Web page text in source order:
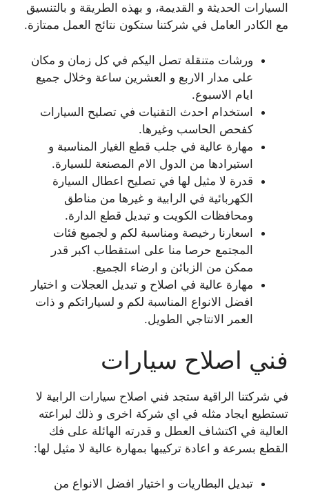
السيارات الحديثة و القديمة، و بهذه الطريقة و بالتنسيق
مع الكادر العامل في شركتنا ستكون نتائج العمل ممتازة.
ورشات متنقلة تصل اليكم في كل زمان و مكان
على مدار الاربع و العشرين ساعة وخلال جميع
ايام الاسبوع.
استخدام احدث التقنيات في تصليح السيارات
كفحص الحاسب وغيرها.
مهارة عالية في جلب قطع الغيار المناسبة و
استيرادها من الدول الام المصنعة للسيارة.
قدرة لا مثيل لها في تصليح اعطال السيارة
الكهربائية في الرابية و غيرها من مناطق
ومحافظات الكويت و تبديل قطع الدارة.
اسعارنا رخيصة ومناسبة لكم و لجميع فئات
المجتمع حرصا منا على استقطاب اكبر قدر
ممكن من الزبائن و ارضاء الجميع.
مهارة عالية في اصلاح و تبديل العجلات و اختيار
افضل الانواع المناسبة لكم و لسياراتكم و ذات
العمر الانتاجي الطويل.
فني اصلاح سيارات
في شركتنا الراقية ستجد فني اصلاح سيارات الرابية لا
تستطيع ايجاد مثله في اي شركة اخرى و ذلك لبراعته
العالية في اكتشاف العطل و قدرته الهائلة على فك
القطع بسرعة و اعادة تركيبها بمهارة عالية لا مثيل لها:
تبديل البطاريات و اختيار افضل الانواع من